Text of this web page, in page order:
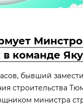
команде
бывший
строительства
министра